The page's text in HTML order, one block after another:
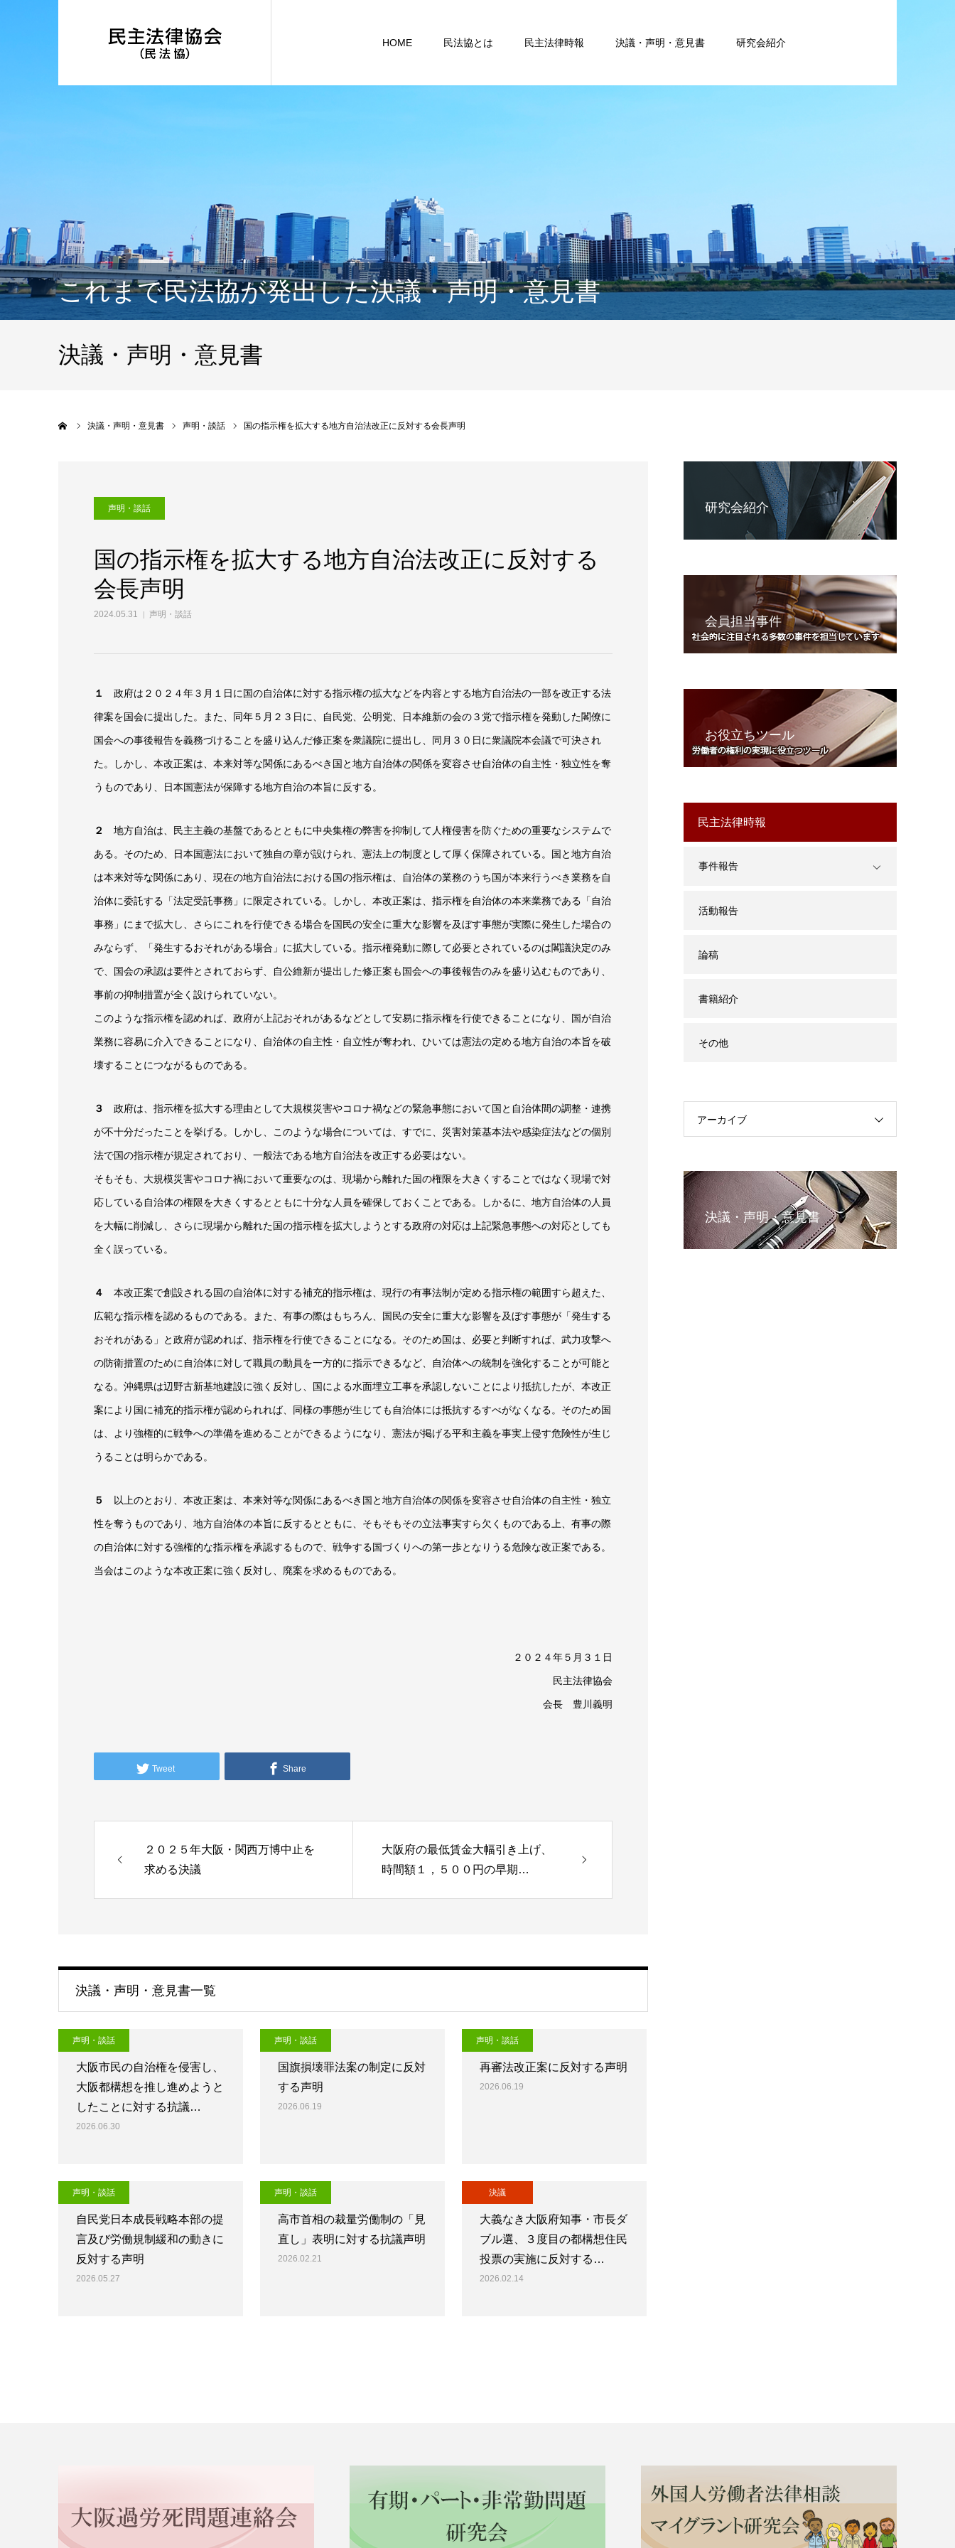
HOME 民法協とは 民主法律時報 決議・声明・意見書 研究会紹介
これまで民法協が発出した決議・声明・意見書
決議・声明・意見書
決議・声明・意見書 声明・談話 国の指示権を拡大する地方自治法改正に反対する会長声明
声明・談話
国の指示権を拡大する地方自治法改正に反対する
会長声明
2024.05.31 声明・談話
１ 政府は２０２４年３月１日に国の自治体に対する指示権の拡大などを内容とする地方自治法の一部を改正する法
律案を国会に提出した。また、同年５月２３日に、自民党、公明党、日本維新の会の３党で指示権を発動した閣僚に
国会への事後報告を義務づけることを盛り込んだ修正案を衆議院に提出し、同月３０日に衆議院本会議で可決され
た。しかし、本改正案は、本来対等な関係にあるべき国と地方自治体の関係を変容させ自治体の自主性・独立性を奪
うものであり、日本国憲法が保障する地方自治の本旨に反する。
２ 地方自治は、民主主義の基盤であるとともに中央集権の弊害を抑制して人権侵害を防ぐための重要なシステムで
ある。そのため、日本国憲法において独自の章が設けられ、憲法上の制度として厚く保障されている。国と地方自治
は本来対等な関係にあり、現在の地方自治法における国の指示権は、自治体の業務のうち国が本来行うべき業務を自
治体に委託する「法定受託事務」に限定されている。しかし、本改正案は、指示権を自治体の本来業務である「自治
事務」にまで拡大し、さらにこれを行使できる場合を国民の安全に重大な影響を及ぼす事態が実際に発生した場合の
みならず、「発生するおそれがある場合」に拡大している。指示権発動に際して必要とされているのは閣議決定のみ
で、国会の承認は要件とされておらず、自公維新が提出した修正案も国会への事後報告のみを盛り込むものであり、
事前の抑制措置が全く設けられていない。
このような指示権を認めれば、政府が上記おそれがあるなどとして安易に指示権を行使できることになり、国が自治
業務に容易に介入できることになり、自治体の自主性・自立性が奪われ、ひいては憲法の定める地方自治の本旨を破
壊することにつながるものである。
３ 政府は、指示権を拡大する理由として大規模災害やコロナ禍などの緊急事態において国と自治体間の調整・連携
が不十分だったことを挙げる。しかし、このような場合については、すでに、災害対策基本法や感染症法などの個別
法で国の指示権が規定されており、一般法である地方自治法を改正する必要はない。
そもそも、大規模災害やコロナ禍において重要なのは、現場から離れた国の権限を大きくすることではなく現場で対
応している自治体の権限を大きくするとともに十分な人員を確保しておくことである。しかるに、地方自治体の人員
を大幅に削減し、さらに現場から離れた国の指示権を拡大しようとする政府の対応は上記緊急事態への対応としても
全く誤っている。
４ 本改正案で創設される国の自治体に対する補充的指示権は、現行の有事法制が定める指示権の範囲すら超えた、
広範な指示権を認めるものである。また、有事の際はもちろん、国民の安全に重大な影響を及ぼす事態が「発生する
おそれがある」と政府が認めれば、指示権を行使できることになる。そのため国は、必要と判断すれば、武力攻撃へ
の防衛措置のために自治体に対して職員の動員を一方的に指示できるなど、自治体への統制を強化することが可能と
なる。沖縄県は辺野古新基地建設に強く反対し、国による水面埋立工事を承認しないことにより抵抗したが、本改正
案により国に補充的指示権が認められれば、同様の事態が生じても自治体には抵抗するすべがなくなる。そのため国
は、より強権的に戦争への準備を進めることができるようになり、憲法が掲げる平和主義を事実上侵す危険性が生じ
うることは明らかである。
５ 以上のとおり、本改正案は、本来対等な関係にあるべき国と地方自治体の関係を変容させ自治体の自主性・独立
性を奪うものであり、地方自治体の本旨に反するとともに、そもそもその立法事実すら欠くものである上、有事の際
の自治体に対する強権的な指示権を承認するもので、戦争する国づくりへの第一歩となりうる危険な改正案である。
当会はこのような本改正案に強く反対し、廃案を求めるものである。
２０２４年５月３１日
民主法律協会
会長 豊川義明
Tweet Share
２０２５年大阪・関西万博中止を
求める決議
大阪府の最低賃金大幅引き上げ、
時間額１，５００円の早期…
決議・声明・意見書一覧
声明・談話
大阪市民の自治権を侵害し、
大阪都構想を推し進めようと
したことに対する抗議…
2026.06.30
声明・談話
国旗損壊罪法案の制定に反対
する声明
2026.06.19
声明・談話
再審法改正案に反対する声明
2026.06.19
声明・談話
自民党日本成長戦略本部の提
言及び労働規制緩和の動きに
反対する声明
2026.05.27
声明・談話
高市首相の裁量労働制の「見
直し」表明に対する抗議声明
2026.02.21
決議
大義なき大阪府知事・市長ダ
ブル選、３度目の都構想住民
投票の実施に反対する…
2026.02.14
研究会紹介
会員担当事件
お役立ちツール
民主法律時報
事件報告
活動報告
論稿
書籍紹介
その他
アーカイブ
決議・声明・意見書